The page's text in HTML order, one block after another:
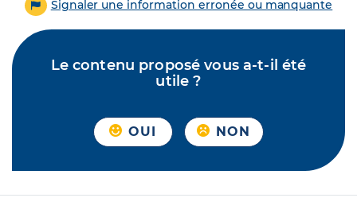
Signaler une information erronée ou manquante
Le contenu proposé vous a-t-il été
utile ?
OUI NON